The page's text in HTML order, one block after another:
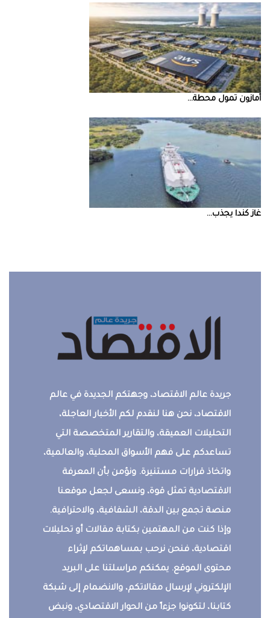
أمازون‭ ‬تمول‭ ‬محطة‭ ...
غاز‭ ‬كندا‭ ‬يجذب‭ ...
جريدة عالم الاقتصاد، وجهتكم الجديدة في عالم
الاقتصاد، نحن هنا لنقدم لكم الأخبار العاجلة،
التحليلات العميقة، والتقارير المتخصصة التي
تساعدكم على فهم الأسواق المحلية، والعالمية،
واتخاذ قرارات مستنيرة. ونؤمن بأن المعرفة
الاقتصادية تمثل قوة، ونسعى لجعل موقعنا
منصة تجمع بين الدقة، الشفافية، والاحترافية.
وإذا كنت من المهتمين بكتابة مقالات أو تحليلات
اقتصادية، فنحن نرحب بمساهماتكم لإثراء
محتوى الموقع. يمكنكم مراسلتنا على البريد
الإلكتروني لإرسال مقالاتكم، والانضمام إلى شبكة
كتابنا، لتكونوا جزءاً من الحوار الاقتصادي، ونبض